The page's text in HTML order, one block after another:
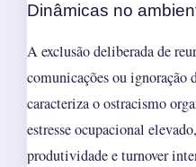
Dinâmicas no
A exclusão deliberada de
comunicações ou ignoração
caracteriza o ostracismo
estresse ocupacional
produtividade e turnover